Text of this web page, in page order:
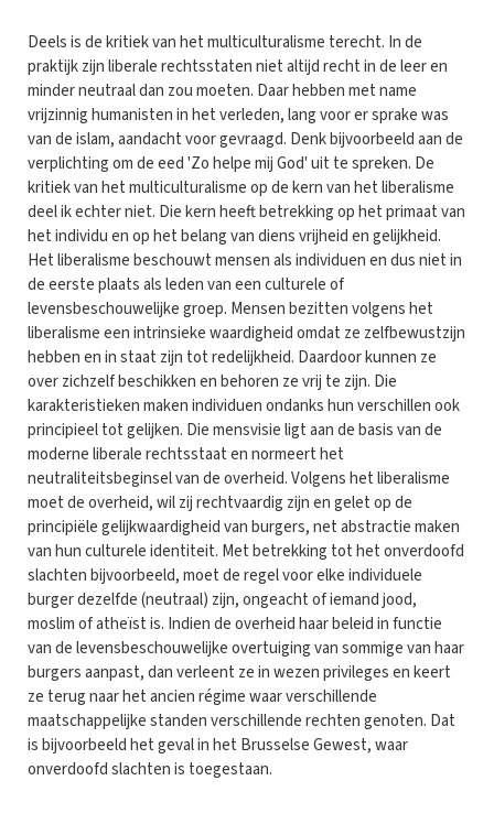
Deels is de kritiek van het multiculturalisme terecht. In de
praktijk zijn liberale rechtsstaten niet altijd recht in de leer en
minder neutraal dan zou moeten. Daar hebben met name
vrijzinnig humanisten in het verleden, lang voor er sprake was
van de islam, aandacht voor gevraagd. Denk bijvoorbeeld aan de
verplichting om de eed 'Zo helpe mij God' uit te spreken. De
kritiek van het multiculturalisme op de kern van het liberalisme
deel ik echter niet. Die kern heeft betrekking op het primaat van
het individu en op het belang van diens vrijheid en gelijkheid.
Het liberalisme beschouwt mensen als individuen en dus niet in
de eerste plaats als leden van een culturele of
levensbeschouwelijke groep. Mensen bezitten volgens het
liberalisme een intrinsieke waardigheid omdat ze zelfbewustzijn
hebben en in staat zijn tot redelijkheid. Daardoor kunnen ze
over zichzelf beschikken en behoren ze vrij te zijn. Die
karakteristieken maken individuen ondanks hun verschillen ook
principieel tot gelijken. Die mensvisie ligt aan de basis van de
moderne liberale rechtsstaat en normeert het
neutraliteitsbeginsel van de overheid. Volgens het liberalisme
moet de overheid, wil zij rechtvaardig zijn en gelet op de
principiële gelijkwaardigheid van burgers, net abstractie maken
van hun culturele identiteit. Met betrekking tot het onverdoofd
slachten bijvoorbeeld, moet de regel voor elke individuele
burger dezelfde (neutraal) zijn, ongeacht of iemand jood,
moslim of atheïst is. Indien de overheid haar beleid in functie
van de levensbeschouwelijke overtuiging van sommige van haar
burgers aanpast, dan verleent ze in wezen privileges en keert
ze terug naar het ancien régime waar verschillende
maatschappelijke standen verschillende rechten genoten. Dat
is bijvoorbeeld het geval in het Brusselse Gewest, waar
onverdoofd slachten is toegestaan.